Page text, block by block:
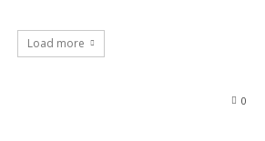
Load more
0